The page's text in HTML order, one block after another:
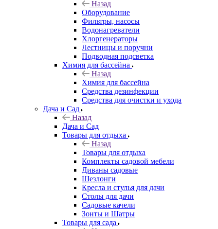
Назад
Оборудование
Фильтры, насосы
Водонагреватели
Хлоргенераторы
Лестницы и поручни
Подводная подсветка
Химия для бассейна
Назад
Химия для бассейна
Средства дезинфекции
Средства для очистки и ухода
Дача и Сад
Назад
Дача и Сад
Товары для отдыха
Назад
Товары для отдыха
Комплекты садовой мебели
Диваны садовые
Шезлонги
Кресла и стулья для дачи
Столы для дачи
Садовые качели
Зонты и Шатры
Товары для сада